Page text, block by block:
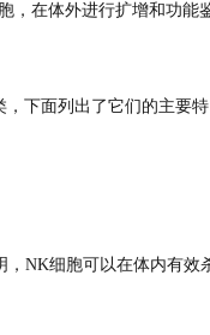
，在体外进行扩增和功能
下面列出了它们的主要特
，NK细胞可以在体内有效